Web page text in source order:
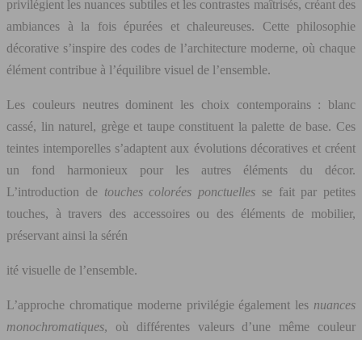
privilégient les nuances subtiles et les contrastes maîtrisés, créant des
ambiances à la fois épurées et chaleureuses. Cette philosophie
décorative s’inspire des codes de l’architecture moderne, où chaque
élément contribue à l’équilibre visuel de l’ensemble.
Les couleurs neutres dominent les choix contemporains : blanc
cassé, lin naturel, grège et taupe constituent la palette de base. Ces
teintes intemporelles s’adaptent aux évolutions décoratives et créent
un fond harmonieux pour les autres éléments du décor.
L’introduction de touches colorées ponctuelles se fait par petites
touches, à travers des accessoires ou des éléments de mobilier,
préservant ainsi la sérén
ité visuelle de l’ensemble.
L’approche chromatique moderne privilégie également les nuances
monochromatiques, où différentes valeurs d’une même couleur